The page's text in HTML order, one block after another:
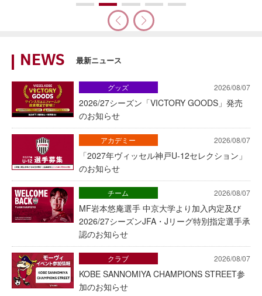
NEWS 最新ニュース
2026/08/07
2026/27シーズン「VICTORY GOODS」発売
のお知らせ
グッズ
2026/08/07
「2027年ヴィッセル神戸U-12セレクション」
のお知らせ
アカデミー
2026/08/07
MF岩本悠庵選手 中京大学より加入内定及び
2026/27シーズンJFA・Jリーグ特別指定選手承
認のお知らせ
チーム
2026/08/07
KOBE SANNOMIYA CHAMPIONS STREET参
加のお知らせ
クラブ